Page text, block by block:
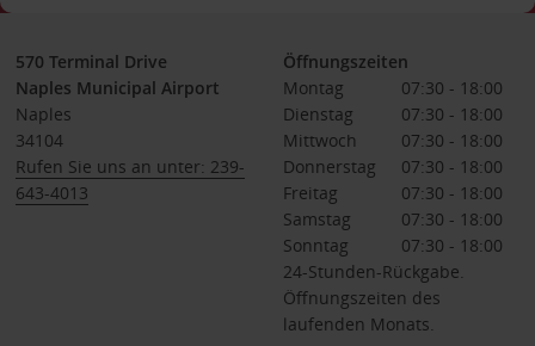
570 Terminal Drive
Naples Municipal Airport
Naples
34104
Rufen Sie uns an unter: 239-
643-4013
Öffnungszeiten
Montag
07:30 - 18:00
Dienstag
07:30 - 18:00
Mittwoch
07:30 - 18:00
Donnerstag
07:30 - 18:00
Freitag
07:30 - 18:00
Samstag
07:30 - 18:00
Sonntag
07:30 - 18:00
24-Stunden-Rückgabe.
Öffnungszeiten des
laufenden Monats.